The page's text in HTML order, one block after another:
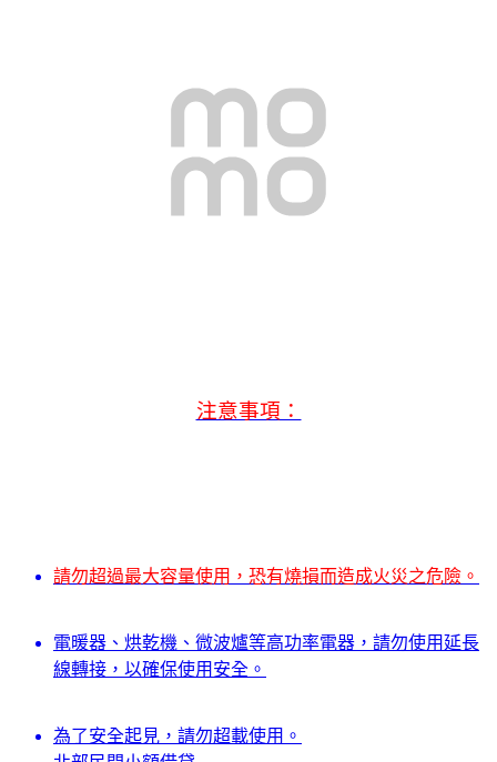
注意事項：
請勿超過最大容量使用，恐有燒損而造成火災之危險。
電暖器、烘乾機、微波爐等高功率電器，請勿使用延長
線轉接，以確保使用安全。
為了安全起見，請勿超載使用。